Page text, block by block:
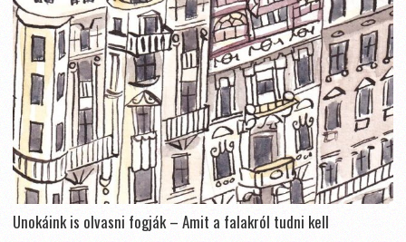
Unokáink is olvasni fogják – Amit a falakról tudni kell